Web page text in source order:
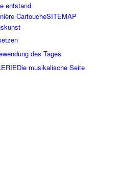
entstand
CartoucheSITEMAP
des Tages
Die musikalische Seite